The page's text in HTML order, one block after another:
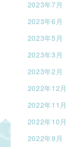
2023年7月
2023年6月
2023年5月
2023年3月
2023年2月
2022年12月
2022年11月
2022年10月
2022年9月